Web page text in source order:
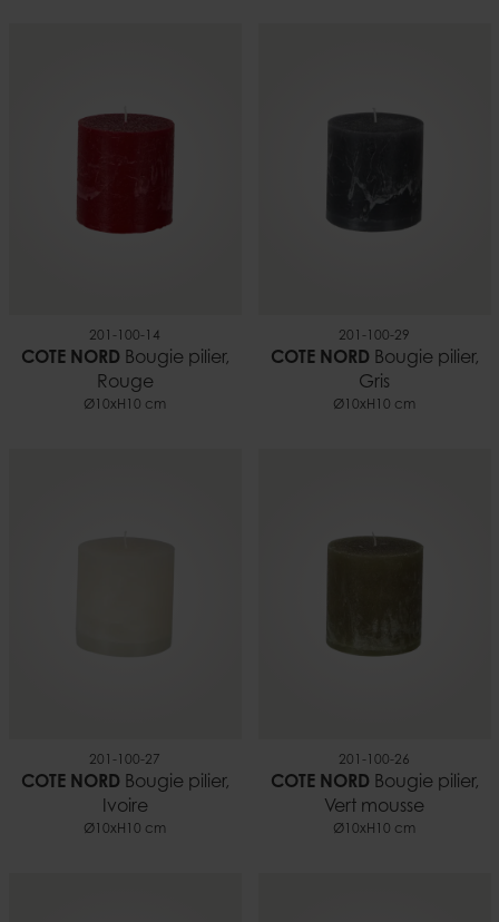
201-100-14
COTE NORD Bougie pilier,
Rouge
Ø10xH10 cm
201-100-29
COTE NORD Bougie pilier,
Gris
Ø10xH10 cm
201-100-27
COTE NORD Bougie pilier,
Ivoire
Ø10xH10 cm
201-100-26
COTE NORD Bougie pilier,
Vert mousse
Ø10xH10 cm